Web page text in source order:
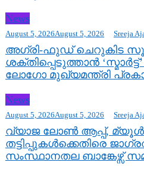
News
August 5, 2026August 5, 2026 Sreeja
അഗ്രി-ഫുഡ് ചെറുകിട
ശക്തിപ്പെടുത്താന്‍
ലോഗോ മുഖ്യമന്ത്രി
News
August 5, 2026August 5, 2026 Sreeja
വ്യാജ ലോൺ ആപ്പ്, മ്യൂൾ
തട്ടിപ്പുകൾക്കെതിരെ
സംസ്ഥാനതല ബാങ്കേഴ്സ്